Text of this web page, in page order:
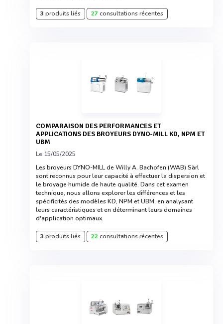
3 produits liés 27consultations récentes
COMPARAISON DES PERFORMANCES ET
APPLICATIONS DES BROYEURS DYNO-MILL KD, NPM ET
UBM
Le 15/05/2025
Les broyeurs DYNO-MILL de Willy A. Bachofen (WAB) Sàrl
sont reconnus pour leur capacité à effectuer la dispersion et
le broyage humide de haute qualité. Dans cet examen
technique, nous allons explorer les différences et les
spécificités des modèles KD, NPM et UBM, en analysant
leurs caractéristiques et en déterminant leurs domaines
d'application optimaux.
3 produits liés 22consultations récentes